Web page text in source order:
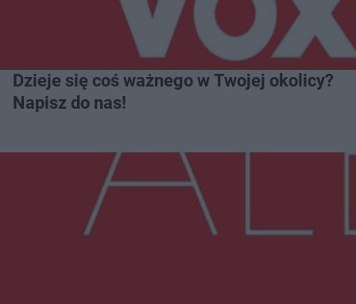
Dzieje się coś ważnego w Twojej okolicy?
Napisz do nas!
Więcej